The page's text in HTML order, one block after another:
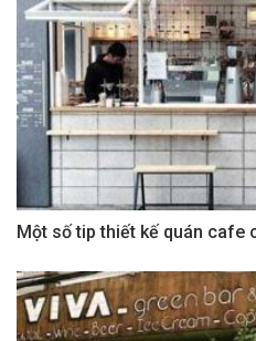
Một số tip thiết kế quán cafe